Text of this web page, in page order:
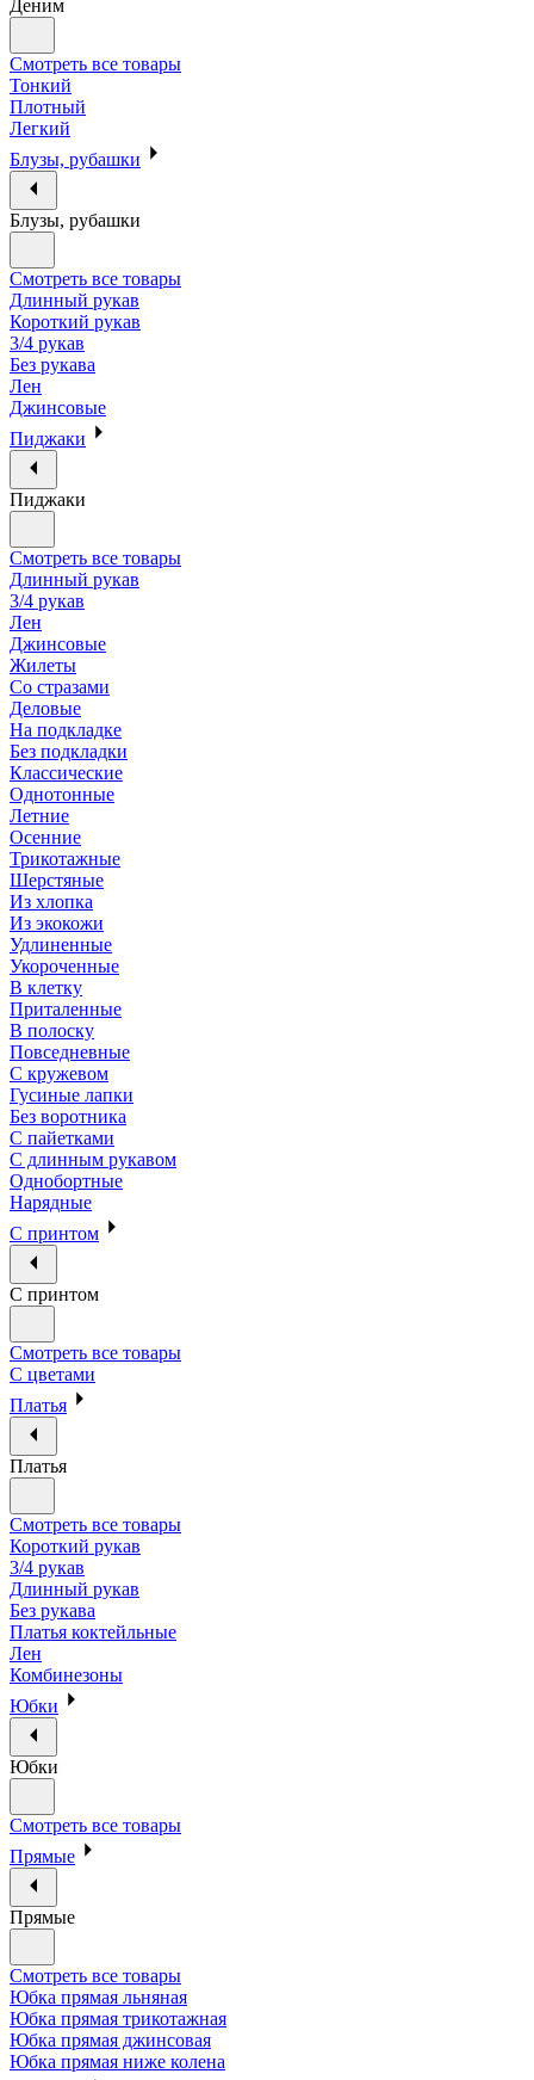
Деним
Смотреть все товары
Тонкий
Плотный
Легкий
Блузы, рубашки
Блузы, рубашки
Смотреть все товары
Длинный рукав
Короткий рукав
3/4 рукав
Без рукава
Лен
Джинсовые
Пиджаки
Пиджаки
Смотреть все товары
Длинный рукав
3/4 рукав
Лен
Джинсовые
Жилеты
Со стразами
Деловые
На подкладке
Без подкладки
Классические
Однотонные
Летние
Осенние
Трикотажные
Шерстяные
Из хлопка
Из экокожи
Удлиненные
Укороченные
В клетку
Приталенные
В полоску
Повседневные
С кружевом
Гусиные лапки
Без воротника
С пайетками
С длинным рукавом
Однобортные
Нарядные
С принтом
С принтом
Смотреть все товары
С цветами
Платья
Платья
Смотреть все товары
Короткий рукав
3/4 рукав
Длинный рукав
Без рукава
Платья коктейльные
Лен
Комбинезоны
Юбки
Юбки
Смотреть все товары
Прямые
Прямые
Смотреть все товары
Юбка прямая льняная
Юбка прямая трикотажная
Юбка прямая джинсовая
Юбка прямая ниже колена